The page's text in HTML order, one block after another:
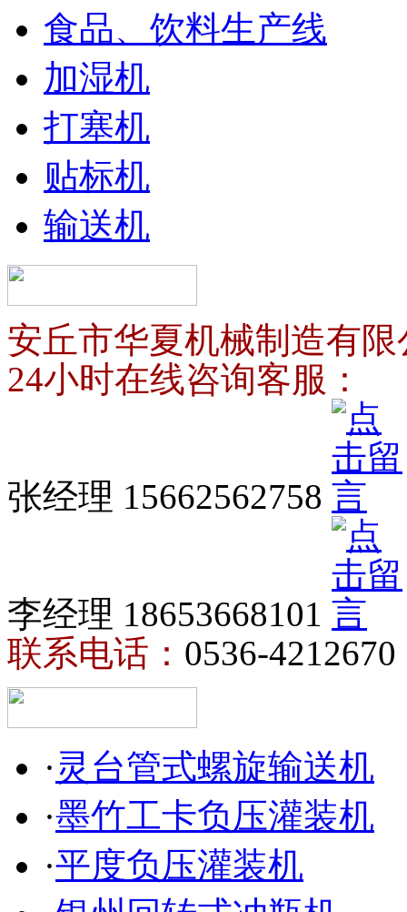
食品、饮料生产线
加湿机
打塞机
贴标机
输送机
安丘市华夏机械制造有限
24小时在线咨询客服：
张经理 15662562758
李经理 18653668101
联系电话： 0536-4212670
· 灵台管式螺旋输送机
·墨竹工卡负压灌装机
·平度负压灌装机